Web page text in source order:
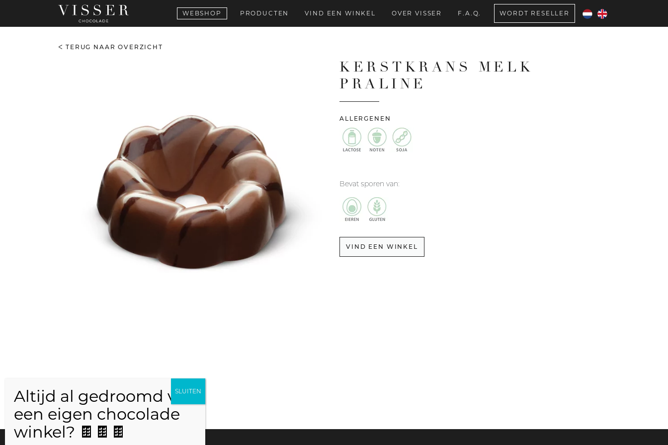
WEBSHOP PRODUCTEN VIND EEN WINKEL OVER VISSER F.A.Q. WORDT RESELLER
TERUG NAAR OVERZICHT
KERSTKRANS MELK
PRALINE
ALLERGENEN
Bevat sporen van:
VIND EEN WINKEL